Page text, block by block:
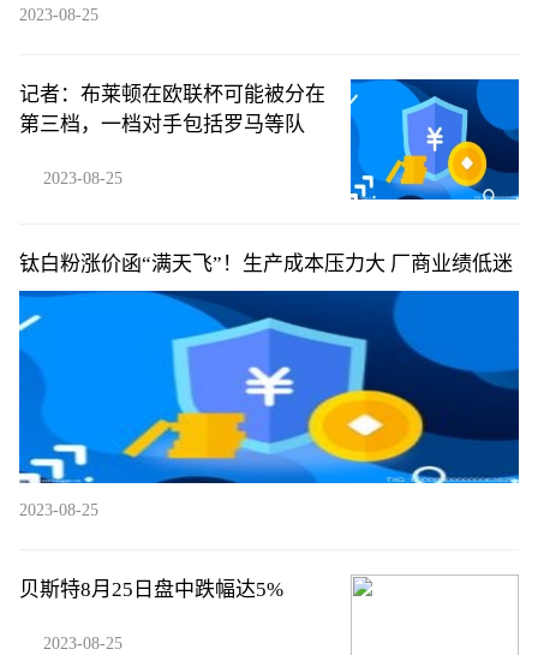
2023-08-25
记者：布莱顿在欧联杯可能被分在
第三档，一档对手包括罗马等队
2023-08-25
钛白粉涨价函“满天飞”！生产成本压力大 厂商业绩低迷
2023-08-25
贝斯特8月25日盘中跌幅达5%
2023-08-25